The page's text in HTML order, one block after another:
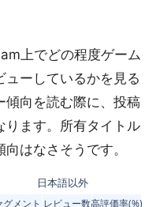
上でどの程度ゲーム
ューしているかを見る
傾向を読む際に、投稿
ります。所有タイトル
はなさそうです。